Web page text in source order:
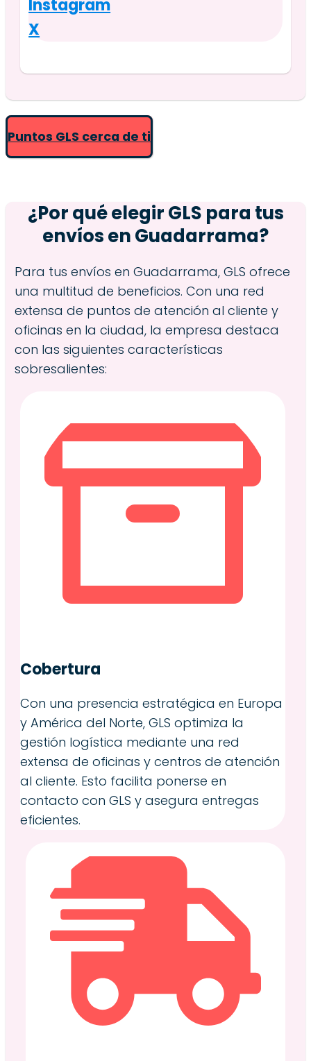
Instagram
X
Puntos GLS cerca de ti
¿Por qué elegir GLS para tus
envíos enGuadarrama?
Para tus envíos en Guadarrama, GLS ofrece
una multitud de beneficios. Con una red
extensa de puntos de atención al cliente y
oficinas en la ciudad, la empresa destaca
con las siguientes características
sobresalientes:
Cobertura
Con una presencia estratégica en Europa
y América del Norte, GLS optimiza la
gestión logística mediante una red
extensa de oficinas y centros de atención
al cliente. Esto facilita ponerse en
contacto con GLS y asegura entregas
eficientes.